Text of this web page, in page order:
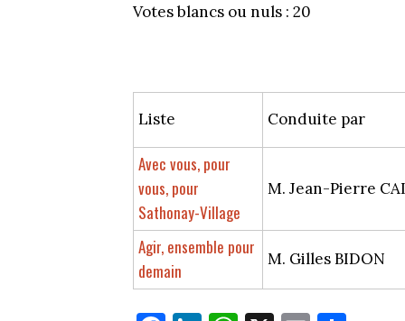
Votes blancs ou nuls : 20
Liste Conduite par
Avec vous, pour
vous, pour
Sathonay-Village
M. Jean-Pierre
Agir, ensemble pour
demain
M. Gilles BIDON